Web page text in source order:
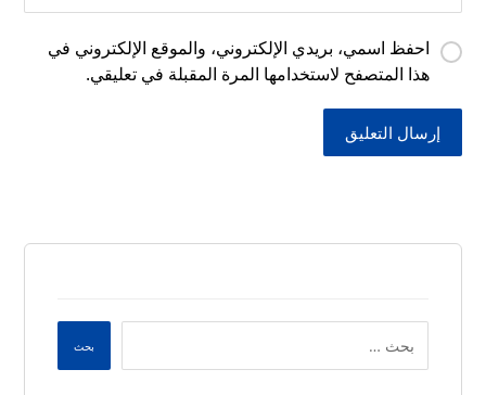
احفظ اسمي، بريدي الإلكتروني، والموقع الإلكتروني في
هذا المتصفح لاستخدامها المرة المقبلة في تعليقي.
إرسال التعليق
بحث